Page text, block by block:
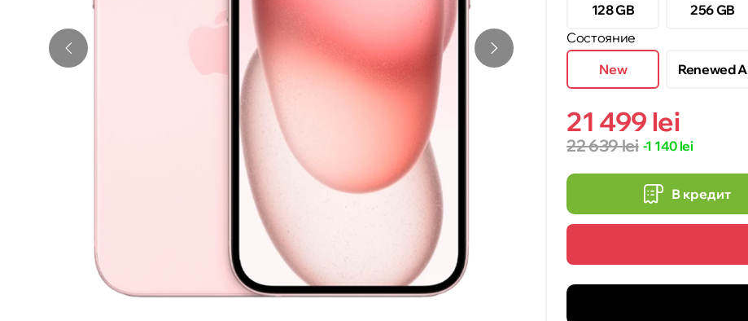
128 GB
256 GB
Состояние
New
Renewed A
21 499 lei
22 639 lei -1 140 lei
В кредит